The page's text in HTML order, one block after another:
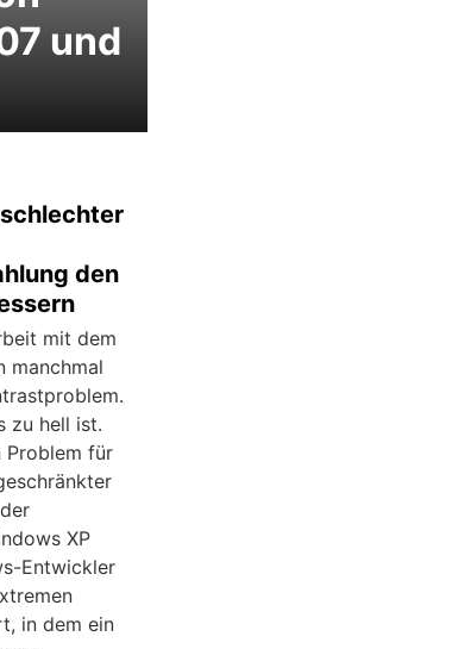
und
den
mit dem
manchmal
zu hell ist.
Problem für
XP
Entwickler
in dem ein